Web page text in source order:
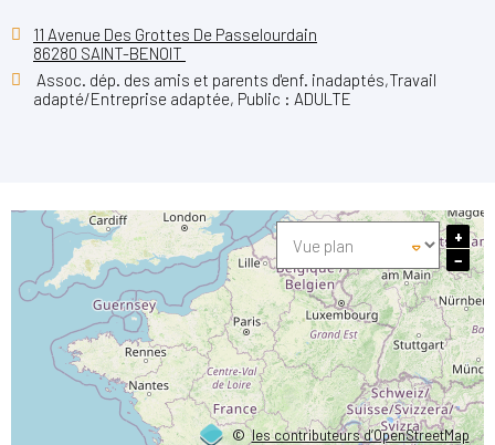
11 Avenue Des Grottes De Passelourdain
86280 SAINT-BENOIT
Assoc. dép. des amis et parents d'enf. inadaptés,Travail
adapté/Entreprise adaptée, Public : ADULTE
©les contributeurs d’OpenStreetMap
+
−